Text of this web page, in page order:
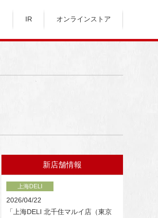
IR オンラインストア
新店舗情報
上海DELI
2026/04/22
「上海DELI 北千住マルイ店（東京